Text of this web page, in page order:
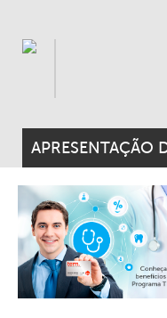
APRESENTAÇÃO